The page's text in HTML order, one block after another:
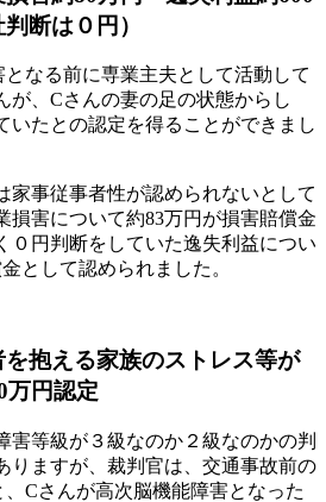
断は０円）
なる前に専業主夫として活動して
が、Cさんの妻の足の状態からし
いたとの認定を得ることができまし
家事従事者性が認められないとして
損害について約83万円が損害賠償金
０円判断をしていた逸失利益につい
として認められました。
抱える家族のストレス等が
万円認定
害等級が３級なのか２級なのかの判
りますが、裁判官は、交通事故前の
Cさんが高次脳機能障害となった